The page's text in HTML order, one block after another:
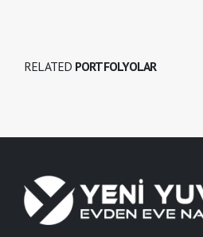
RELATED PORTFOLYOLAR